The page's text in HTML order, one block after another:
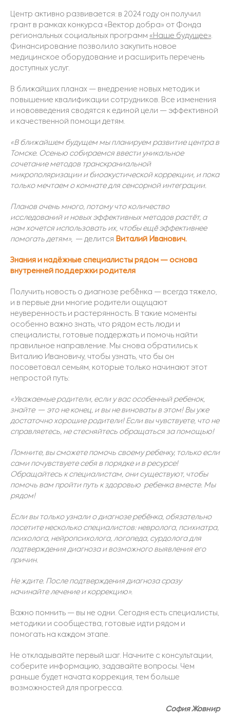
Центр активно развивается: в 2024 году он получил
грант в рамках конкурса «Вектор добра» от Фонда
региональных социальных программ «Наше будущее».
Финансирование позволило закупить новое
медицинское оборудование и расширить перечень
доступных услуг.
В ближайших планах — внедрение новых методик и
повышение квалификации сотрудников. Все изменения
и нововведения сводятся к единой цели — эффективной
и качественной помощи детям.
«В ближайшем будущем мы планируем развитие центра в
Томске. Осенью собираемся ввести уникальное
сочетание методов транскраниальной
микрополяризации и биоакустической коррекции, и пока
только мечтаем о комнате для сенсорной интеграции.
Планов очень много, потому что количество
исследований и новых эффективных методов растёт, а
нам хочется использовать их, чтобы ещё эффективнее
помогать детям», — делится Виталий Иванович.
Знания и надёжные специалисты рядом — основа
внутренней поддержки родителя
Получить новость о диагнозе ребёнка — всегда тяжело,
и в первые дни многие родители ощущают
неуверенность и растерянность. В такие моменты
особенно важно знать, что рядом есть люди и
специалисты, готовые поддержать и помочь найти
правильное направление. Мы снова обратились к
Виталию Ивановичу, чтобы узнать, что бы он
посоветовал семьям, которые только начинают этот
непростой путь:
«Уважаемые родители, если у вас особенный ребенок,
знайте — это не конец, и вы не виноваты в этом! Вы уже
достаточно хорошие родители! Если вы чувствуете, что не
справляетесь, не стесняйтесь обращаться за помощью!
Помните, вы сможете помочь своему ребенку, только если
сами почувствуете себя в порядке и в ресурсе!
Обращайтесь к специалистам, они существуют, чтобы
помочь вам пройти путь к здоровью ребенка вместе. Мы
рядом!
Если вы только узнали о диагнозе ребёнка, обязательно
посетите несколько специалистов: невролога, психиатра,
психолога, нейропсихолога, логопеда, сурдолога для
подтверждения диагноза и возможного выявления его
причин.
Не ждите. После подтверждения диагноза сразу
начинайте лечение и коррекцию».
Важно помнить — вы не одни. Сегодня есть специалисты,
методики и сообщества, готовые идти рядом и
помогать на каждом этапе.
Не откладывайте первый шаг. Начните с консультации,
соберите информацию, задавайте вопросы. Чем
раньше будет начата коррекция, тем больше
возможностей для прогресса.
София Жовнир